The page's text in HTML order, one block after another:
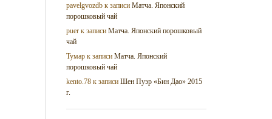
pavelgvozdb к записиМатча. Японский
порошковый чай
puer к записиМатча. Японский порошковый
чай
Тумар к записиМатча. Японский
порошковый чай
kento.78 к записиШен Пуэр «Бин Дао» 2015
г.